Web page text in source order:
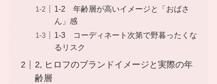
1-2 年齢層が高いイメージと「おばさ
ん」感
1-3 コーディネート次第で野暮ったくな
るリスク
2, ヒロフのブランドイメージと実際の年
齢層